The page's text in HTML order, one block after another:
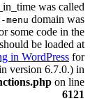
was called
domain was
some code in the
be loaded at
in WordPress for
version 6.7.0.) in
on line
6121